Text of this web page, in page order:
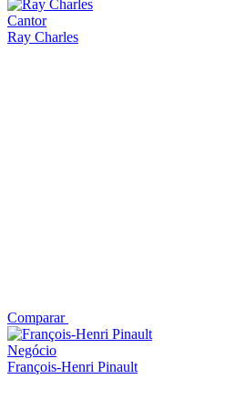
Cantor
Ray Charles
Comparar
Negócio
François-Henri Pinault